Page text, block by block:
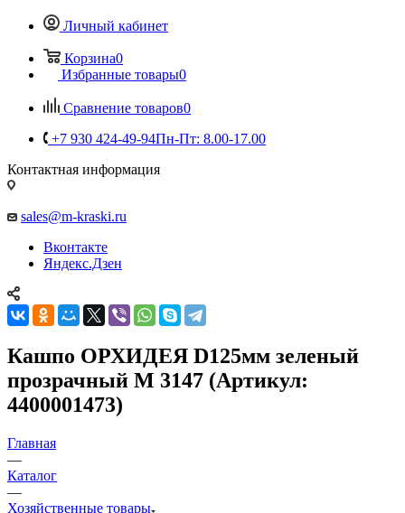
Личный кабинет
Корзина0
Избранные товары0
Сравнение товаров0
+7 930 424-49-94Пн-Пт: 8.00-17.00
Контактная информация
sales@m-kraski.ru
Вконтакте
Яндекс.Дзен
Кашпо ОРХИДЕЯ D125мм зеленый
прозрачный М 3147 (Артикул:
4400001473)
Главная
—
Каталог
—
Хозяйственные товары